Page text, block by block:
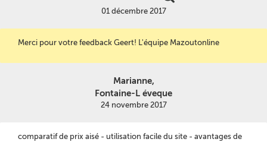
01 décembre 2017
Merci pour votre feedback Geert! L'équipe Mazoutonline
Marianne,
Fontaine-L éveque
24 novembre 2017
comparatif de prix aisé - utilisation facile du site - avantages de